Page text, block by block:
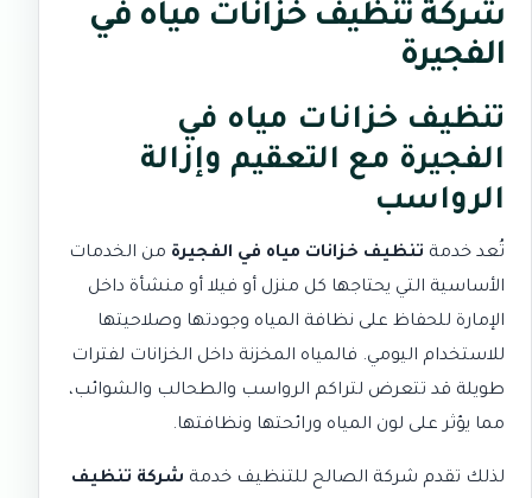
شركة تنظيف خزانات مياه في
الفجيرة
تنظيف خزانات مياه في
الفجيرة مع التعقيم وإزالة
الرواسب
تُعد خدمة تنظيف خزانات مياه في الفجيرة من الخدمات
الأساسية التي يحتاجها كل منزل أو فيلا أو منشأة داخل
الإمارة للحفاظ على نظافة المياه وجودتها وصلاحيتها
للاستخدام اليومي. فالمياه المخزنة داخل الخزانات لفترات
طويلة قد تتعرض لتراكم الرواسب والطحالب والشوائب،
مما يؤثر على لون المياه ورائحتها ونظافتها.
لذلك تقدم شركة الصالح للتنظيف خدمة شركة تنظيف